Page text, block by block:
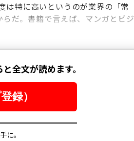
は特に高いというのが業界の「常
だ。書籍で言えば、マンガとビジ